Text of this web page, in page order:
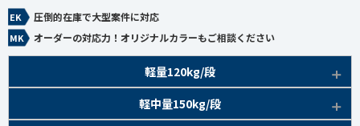
圧倒的在庫で大型案件に対応
オーダーの対応力！オリジナルカラーもご相談ください
軽量120kg/段
アイボリー、グレー軽中量150kg/段